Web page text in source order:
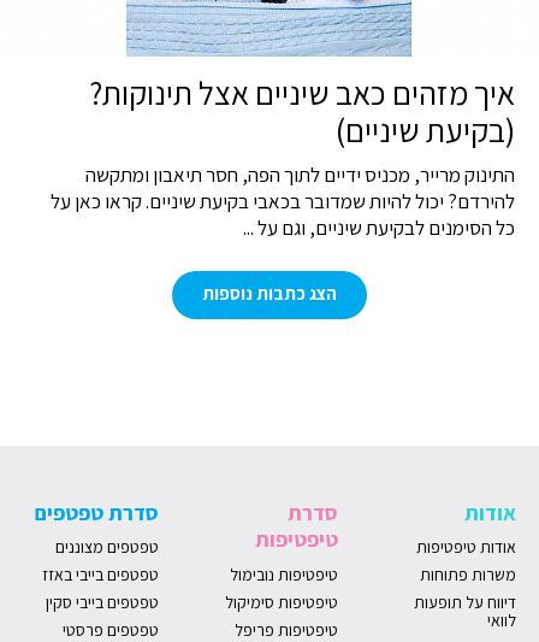
איך מזהים כאב שיניים אצל תינוקות?
(בקיעת שיניים)
התינוק מרייר, מכניס ידיים לתוך הפה, חסר תיאבון ומתקשה
להירדם? יכול להיות שמדובר בכאבי בקיעת שיניים. קראו כאן על
כל הסימנים לבקיעת שיניים, וגם על ...
הצג כתבות נוספות
אודות
אודות טיפטיפות
משרות פתוחות
דיווח על תופעות
לוואי
סדרת
טיפטיפות
טיפטיפות נובימול
טיפטיפות סימיקול
טיפטיפות פריפל
סדרת טפטפים
טפטפים מצוננים
טפטפים בייבי באזז
טפטפים בייבי סקין
טפטפים פרסטי